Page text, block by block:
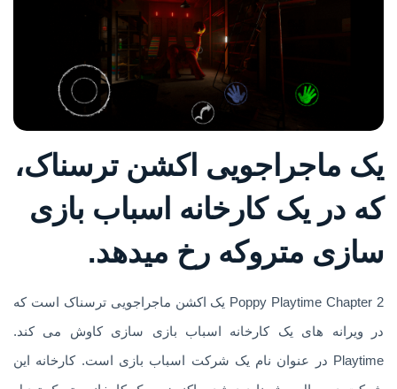
یک ماجراجویی اکشن ترسناک،
که در یک کارخانه اسباب بازی
سازی متروکه رخ میدهد.
Poppy Playtime Chapter 2 یک اکشن ماجراجویی ترسناک است که
در ویرانه های یک کارخانه اسباب بازی سازی کاوش می کند.
Playtime در عنوان نام یک شرکت اسباب بازی است. کارخانه این